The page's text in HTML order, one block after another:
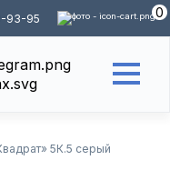
93-95 0
5К.5 серый